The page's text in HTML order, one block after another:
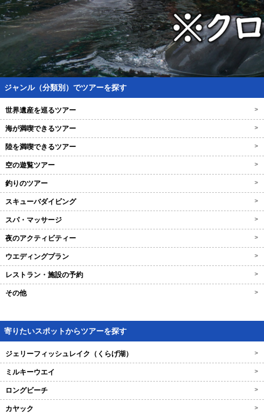
ジャンル（分類別）でツアーを探す
世界遺産を巡るツアー >
海が満喫できるツアー >
陸を満喫できるツアー >
空の遊覧ツアー >
釣りのツアー >
スキューバダイビング >
スパ・マッサージ >
夜のアクティビティー >
ウエディングプラン >
レストラン・施設の予約 >
その他 >
寄りたいスポットからツアーを探す
ジェリーフィッシュレイク（くらげ湖） >
ミルキーウエイ >
ロングビーチ >
カヤック >